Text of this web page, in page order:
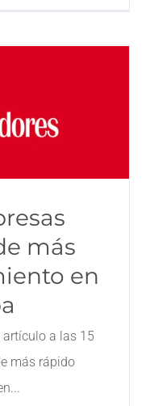
más
en
artículo a las 15
más rápido